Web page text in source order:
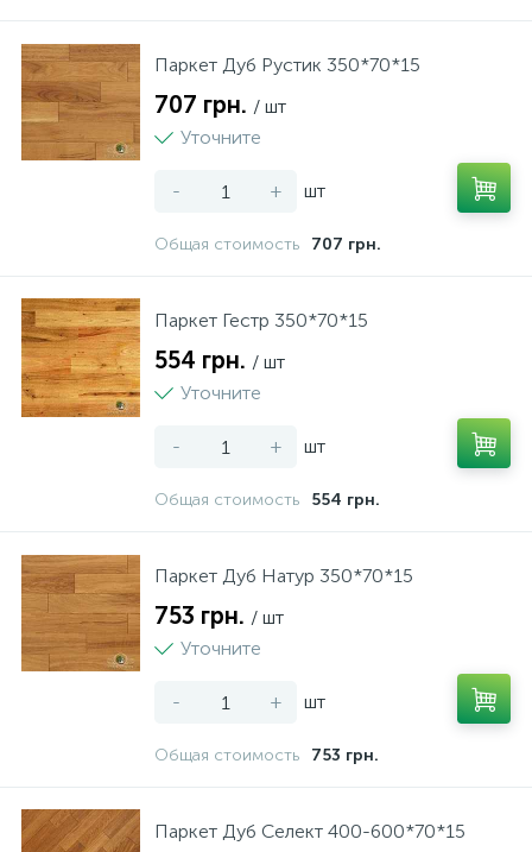
Паркет Дуб Рустик 350*70*15
707 грн. / шт
Уточните
- + шт
Общая стоимость 707 грн.
Паркет Гестр 350*70*15
554 грн. / шт
Уточните
- + шт
Общая стоимость 554 грн.
Паркет Дуб Натур 350*70*15
753 грн. / шт
Уточните
- + шт
Общая стоимость 753 грн.
Паркет Дуб Селект 400-600*70*15